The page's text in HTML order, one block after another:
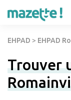
EHPAD > EHPAD
Trouver